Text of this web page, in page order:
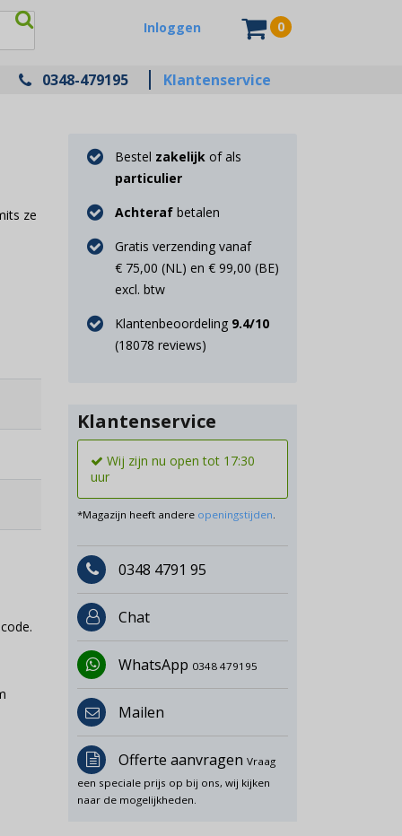
Inloggen 0
0348-479195 Klantenservice
ze
Bestel zakelijk of als
particulier
Achteraf betalen
Gratis verzending vanaf
€ 75,00 (NL) en € 99,00 (BE)
excl. btw
Klantenbeoordeling 9.4/10
(18078 reviews)
Klantenservice
Wij zijn nu open tot 17:30
uur
*Magazijn heeft andere openingstijden.
0348 4791 95
Chat
WhatsApp 0348 479195
Mailen
Offerte aanvragen Vraag
een speciale prijs op bij ons, wij kijken
naar de mogelijkheden.